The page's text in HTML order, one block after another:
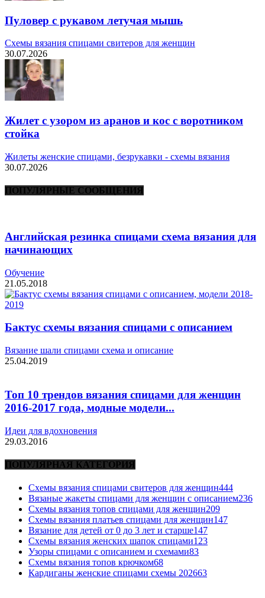
Пуловер с рукавом летучая мышь
Схемы вязания спицами свитеров для женщин
30.07.2026
Жилет с узором из аранов и кос с воротником
стойка
Жилеты женские спицами, безрукавки - схемы вязания
30.07.2026
ПОПУЛЯРНЫЕ СООБЩЕНИЯ
Английская резинка спицами схема вязания для
начинающих
Обучение
21.05.2018
Бактус схемы вязания спицами с описанием
Вязание шали спицами схема и описание
25.04.2019
Топ 10 трендов вязания спицами для женщин
2016-2017 года, модные модели...
Идеи для вдохновения
29.03.2016
ПОПУЛЯРНАЯ КАТЕГОРИЯ
Схемы вязания спицами свитеров для женщин444
Вязаные жакеты спицами для женщин с описанием236
Схемы вязания топов спицами для женщин209
Схемы вязания платьев спицами для женщин147
Вязание для детей от 0 до 3 лет и старше147
Схемы вязания женских шапок спицами123
Узоры спицами с описанием и схемами83
Схемы вязания топов крючком68
Кардиганы женские спицами схемы 202663